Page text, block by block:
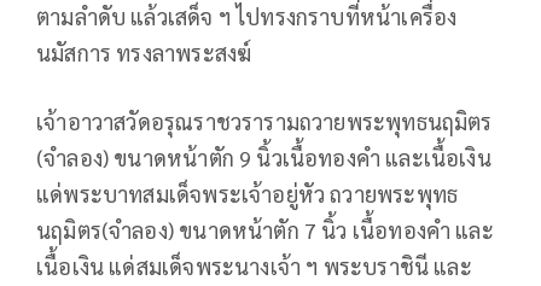
ตามลำดับ แล้วเสด็จ ฯ ไปทรงกราบที่หน้าเครื่อง
นมัสการ ทรงลาพระสงฆ์
เจ้าอาวาสวัดอรุณราชวรารามถวายพระพุทธนฤมิตร
(จำลอง) ขนาดหน้าตัก 9 นิ้วเนื้อทองคำ และเนื้อเงิน
แด่พระบาทสมเด็จพระเจ้าอยู่หัว ถวายพระพุทธ
นฤมิตร(จำลอง) ขนาดหน้าตัก 7 นิ้ว เนื้อทองคำ และ
เนื้อเงิน แด่สมเด็จพระนางเจ้า ฯ พระบราชินี และ